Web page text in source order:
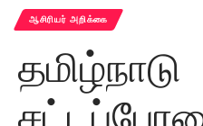
ஆசிரியர் அறிக்கை
தமிழ்நாடு